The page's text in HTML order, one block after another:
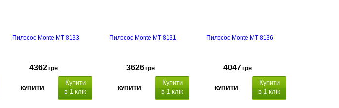
Пилосос Monte MT-8133
4362 грн
КУПИТИ
Купити
в 1 клік
Пилосос Monte MT-8131
3626 грн
КУПИТИ
Купити
в 1 клік
Пилосос Monte MT-8136
4047 грн
КУПИТИ
Купити
в 1 клік